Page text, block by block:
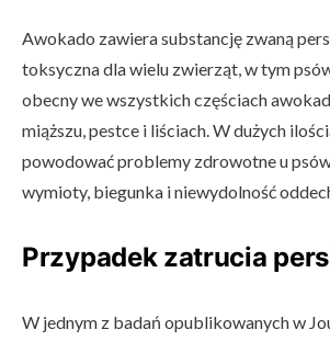
Awokado zawiera substancję zwaną
toksyczna dla wielu zwierząt, w tym
obecny we wszystkich częściach
miąższu, pestce i liściach. W dużych
powodować problemy zdrowotne u
wymioty, biegunka i niewydolność
Przypadek zatrucia
W jednym z badań opublikowanych w